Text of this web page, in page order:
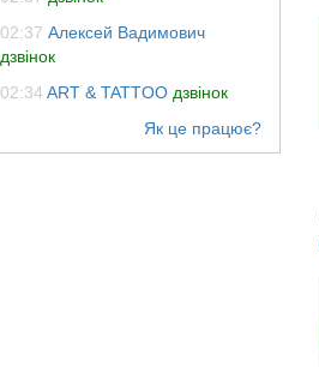
02:37 Алексей Вадимович
дзвінок
02:34 ART & TATTOO дзвінок